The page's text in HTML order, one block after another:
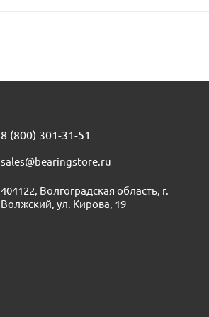
8 (800) 301-31-51
sales@bearingstore.ru
404122, Волгоградская область, г.
Волжский, ул. Кирова, 19